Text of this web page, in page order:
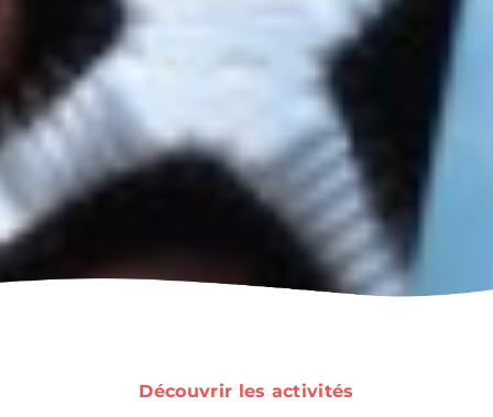
Découvertes
gourmandes
patrimoine
Découvrir les activités